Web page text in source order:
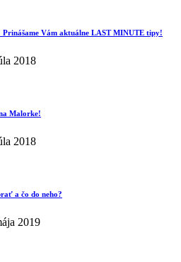
Prinášame Vám aktuálne LAST MINUTE tipy!
2018
Malorke!
2018
a čo do neho?
2019